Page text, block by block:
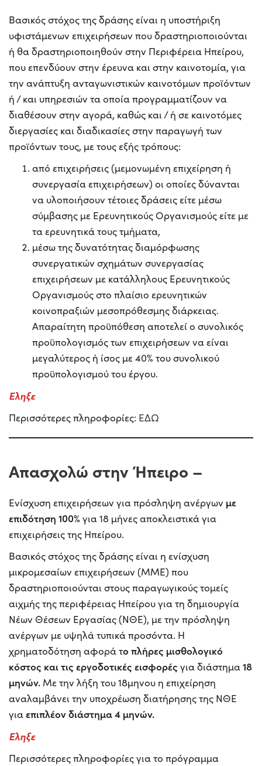
Βασικός στόχος της δράσης είναι η υποστήριξη
υφιστάμενων επιχειρήσεων που δραστηριοποιούνται
ή θα δραστηριοποιηθούν στην Περιφέρεια Ηπείρου,
που επενδύουν στην έρευνα και στην καινοτομία, για
την ανάπτυξη ανταγωνιστικών καινοτόμων προϊόντων
ή / και υπηρεσιών τα οποία προγραμματίζουν να
διαθέσουν στην αγορά, καθώς και / ή σε καινοτόμες
διεργασίες και διαδικασίες στην παραγωγή των
προϊόντων τους, με τους εξής τρόπους:
από επιχειρήσεις (μεμονωμένη επιχείρηση ή
συνεργασία επιχειρήσεων) οι οποίες δύνανται
να υλοποιήσουν τέτοιες δράσεις είτε μέσω
σύμβασης με Ερευνητικούς Οργανισμούς είτε με
τα ερευνητικά τους τμήματα,
μέσω της δυνατότητας διαμόρφωσης
συνεργατικών σχημάτων συνεργασίας
επιχειρήσεων με κατάλληλους Ερευνητικούς
Οργανισμούς στο πλαίσιο ερευνητικών
κοινοπραξιών μεσοπρόθεσμης διάρκειας.
Απαραίτητη προϋπόθεση αποτελεί ο συνολικός
προϋπολογισμός των επιχειρήσεων να είναι
μεγαλύτερος ή ίσος με 40% του συνολικού
προϋπολογισμού του έργου.
Εληξε
Περισσότερες πληροφορίες: ΕΔΩ
Aπασχολώ στην Ήπειρο –
Ενίσχυση επιχειρήσεων για πρόσληψη ανέργων με
επιδότηση 100%για 18 μήνες αποκλειστικά για
επιχειρήσεις της Ηπείρου.
Βασικός στόχος της δράσης είναι η ενίσχυση
μικρομεσαίων επιχειρήσεων (ΜΜΕ) που
δραστηριοποιούνται στους παραγωγικούς τομείς
αιχμής της περιφέρειας Ηπείρου για τη δημιουργία
Νέων Θέσεων Εργασίας (ΝΘΕ), με την πρόσληψη
ανέργων με υψηλά τυπικά προσόντα. Η
χρηματοδότηση αφορά το πλήρες μισθολογικό
κόστος και τις εργοδοτικές εισφορές για διάστημα18
μηνών. Με την λήξη του 18μηνου η επιχείρηση
αναλαμβάνει την υποχρέωση διατήρησης της ΝΘΕ
γιαεπιπλέον διάστημα 4 μηνών.
Εληξε
Περισσότερες πληροφορίες για το πρόγραμμα